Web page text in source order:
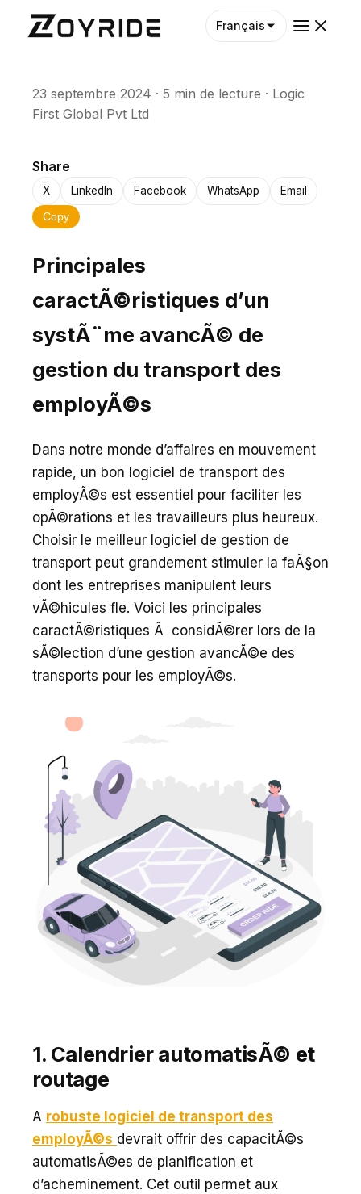
Français
23 septembre 2024 · 5 min de lecture · Logic
First Global Pvt Ltd
Share
X LinkedIn Facebook WhatsApp Email
Copy
Principales
caractÃ©ristiques d’un
systÃ¨me avancÃ© de
gestion du transport des
employÃ©s
Dans notre monde d’affaires en mouvement
rapide, un bon logiciel de transport des
employÃ©s est essentiel pour faciliter les
opÃ©rations et les travailleurs plus heureux.
Choisir le meilleur logiciel de gestion de
transport peut grandement stimuler la faÃ§on
dont les entreprises manipulent leurs
vÃ©hicules fle. Voici les principales
caractÃ©ristiques Ã considÃ©rer lors de la
sÃ©lection d’une gestion avancÃ©e des
transports pour les employÃ©s.
1. Calendrier automatisÃ© et
routage
A robuste logiciel de transport des
employÃ©s devrait offrir des capacitÃ©s
automatisÃ©es de planification et
d’acheminement. Cet outil permet aux